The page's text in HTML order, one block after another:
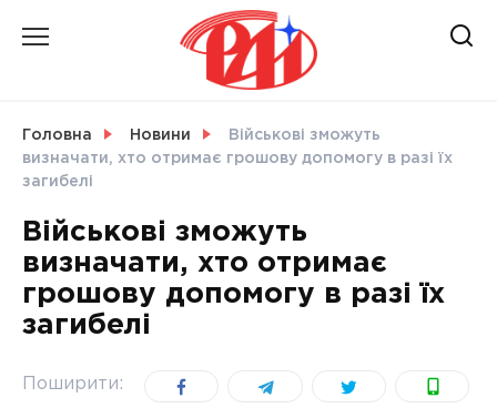
СВІТ
УКРАЇНА
Головна Новини
Військові зможуть
визначати, хто отримає грошову допомогу в разі їх
загибелі
Військові зможуть
визначати, хто отримає
грошову допомогу в разі їх
загибелі
Поширити: